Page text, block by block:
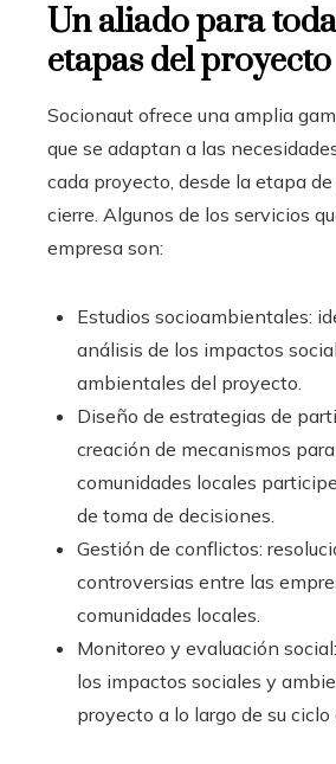
Un aliado para
etapas del proyecto
Socionaut ofrece una amplia
que se adaptan a las
cada proyecto, desde la etapa
cierre. Algunos de los servicios
empresa son:
Estudios socioambientales:
análisis de los impactos
ambientales del proyecto.
Diseño de estrategias de
creación de mecanismos
comunidades locales
de toma de decisiones.
Gestión de conflictos:
controversias entre las
comunidades locales.
Monitoreo y evaluación
los impactos sociales y
proyecto a lo largo de su ciclo